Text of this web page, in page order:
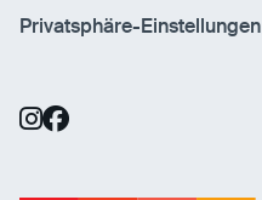
Privatsphäre-Einstellungen